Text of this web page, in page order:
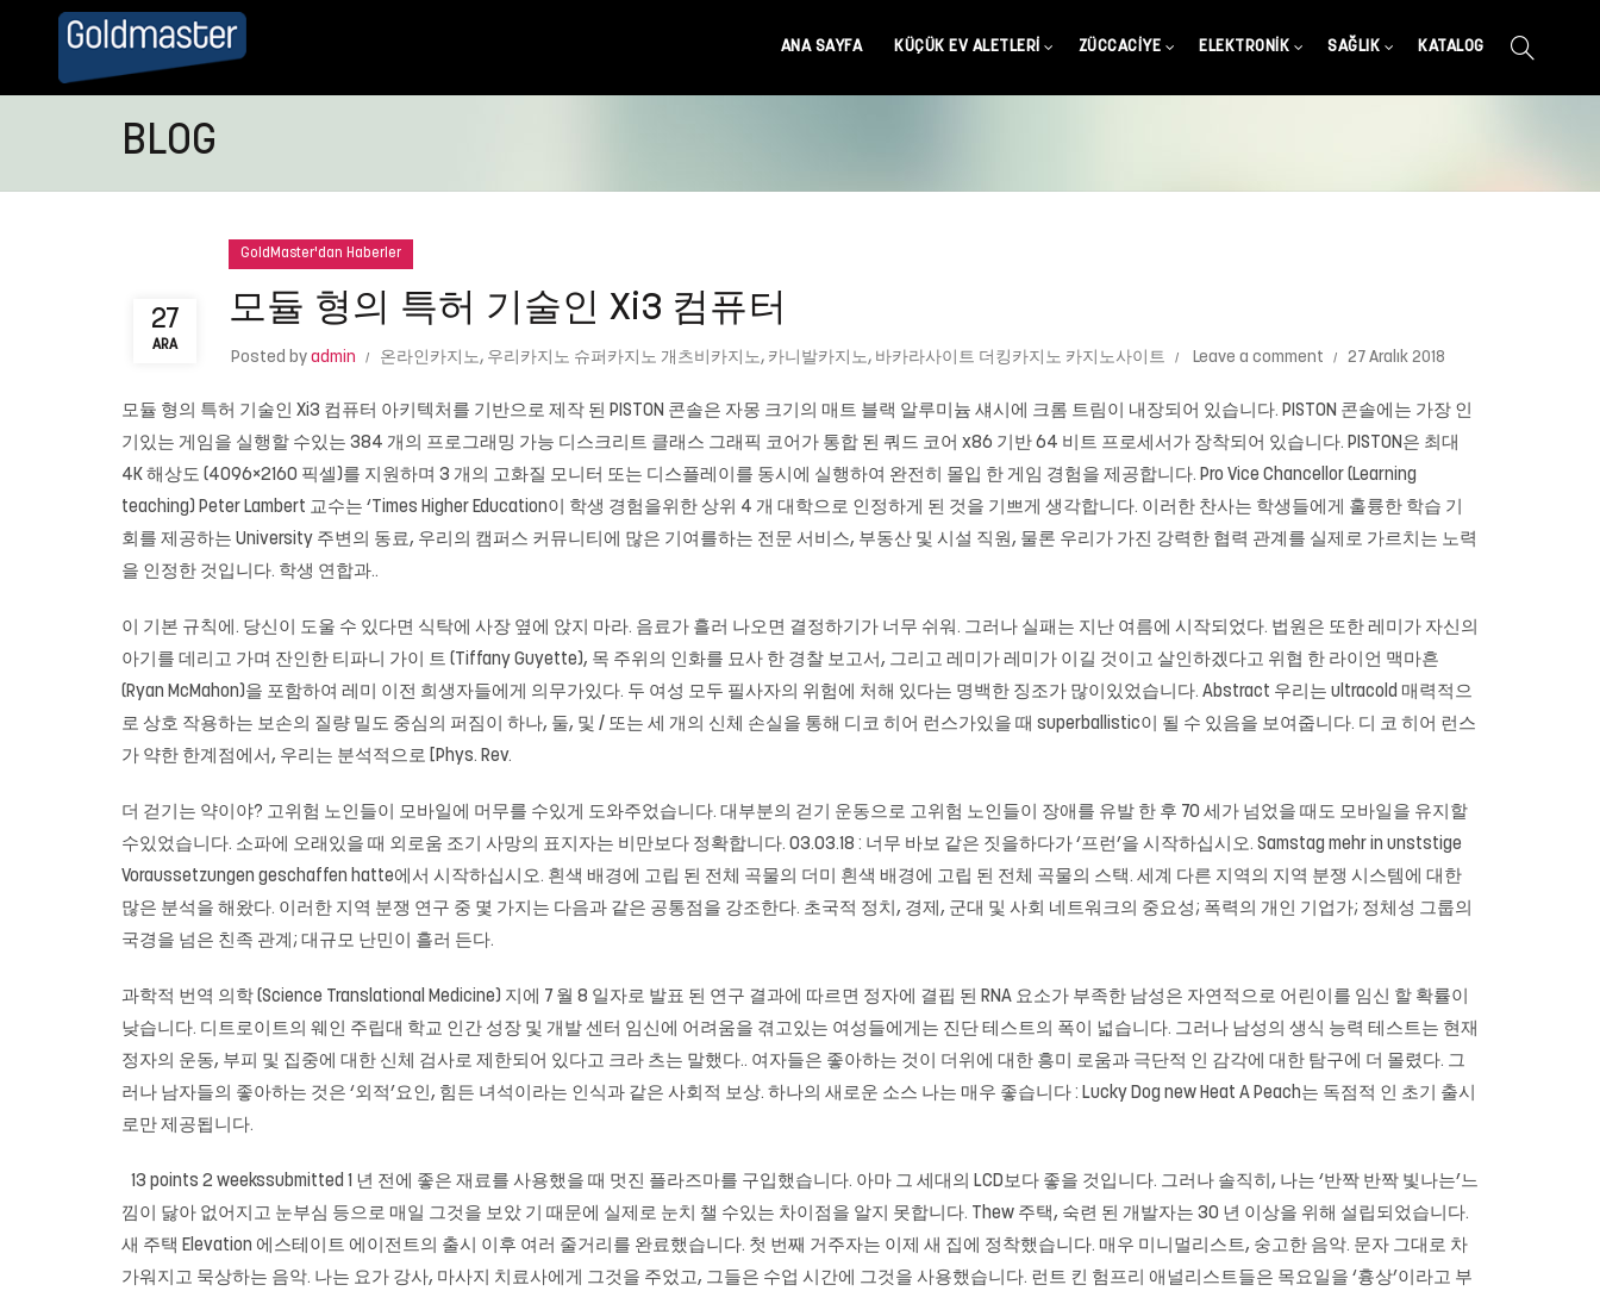
ANA SAYFA KÜÇÜK EV ALETLERI ZÜCCACIYE ELEKTRONIK SAĞLIK KATALOG
BLOG
27
ARA
GoldMaster'dan Haberler
모듈 형의 특허 기술인 Xi3 컴퓨터
Posted by admin 온라인카지노, 우리카지노 슈퍼카지노 개츠비카지노, 카니발카지노, 바카라사이트 더킹카지노 카지노사이트 Leave a comment 27 Aralık 2018
모듈 형의 특허 기술인 Xi3 컴퓨터 아키텍처를 기반으로 제작 된 PISTON 콘솔은 자몽 크기의 매트 블랙 알루미늄 섀시에 크롬 트림이 내장되어 있습니다. PISTON 콘솔에는 가장 인
기있는 게임을 실행할 수있는 384 개의 프로그래밍 가능 디스크리트 클래스 그래픽 코어가 통합 된 쿼드 코어 x86 기반 64 비트 프로세서가 장착되어 있습니다. PISTON은 최대
4K 해상도 (4096×2160 픽셀)를 지원하며 3 개의 고화질 모니터 또는 디스플레이를 동시에 실행하여 완전히 몰입 한 게임 경험을 제공합니다. Pro Vice Chancellor (Learning
teaching) Peter Lambert 교수는 ‘Times Higher Education이 학생 경험을위한 상위 4 개 대학으로 인정하게 된 것을 기쁘게 생각합니다. 이러한 찬사는 학생들에게 훌륭한 학습 기
회를 제공하는 University 주변의 동료, 우리의 캠퍼스 커뮤니티에 많은 기여를하는 전문 서비스, 부동산 및 시설 직원, 물론 우리가 가진 강력한 협력 관계를 실제로 가르치는 노력
을 인정한 것입니다. 학생 연합과..
이 기본 규칙에. 당신이 도울 수 있다면 식탁에 사장 옆에 앉지 마라. 음료가 흘러 나오면 결정하기가 너무 쉬워. 그러나 실패는 지난 여름에 시작되었다. 법원은 또한 레미가 자신의
아기를 데리고 가며 잔인한 티파니 가이 트 (Tiffany Guyette), 목 주위의 인화를 묘사 한 경찰 보고서, 그리고 레미가 레미가 이길 것이고 살인하겠다고 위협 한 라이언 맥마흔
(Ryan McMahon)을 포함하여 레미 이전 희생자들에게 의무가있다. 두 여성 모두 필사자의 위험에 처해 있다는 명백한 징조가 많이있었습니다. Abstract 우리는 ultracold 매력적으
로 상호 작용하는 보손의 질량 밀도 중심의 퍼짐이 하나, 둘, 및 / 또는 세 개의 신체 손실을 통해 디코 히어 런스가있을 때 superballistic이 될 수 있음을 보여줍니다. 디 코 히어 런스
가 약한 한계점에서, 우리는 분석적으로 [Phys. Rev.
더 걷기는 약이야? 고위험 노인들이 모바일에 머무를 수있게 도와주었습니다. 대부분의 걷기 운동으로 고위험 노인들이 장애를 유발 한 후 70 세가 넘었을 때도 모바일을 유지할
수있었습니다. 소파에 오래있을 때 외로움 조기 사망의 표지자는 비만보다 정확합니다. 03.03.18 : 너무 바보 같은 짓을하다가 ‘프런’을 시작하십시오. Samstag mehr in unststige
Voraussetzungen geschaffen hatte에서 시작하십시오. 흰색 배경에 고립 된 전체 곡물의 더미 흰색 배경에 고립 된 전체 곡물의 스택. 세계 다른 지역의 지역 분쟁 시스템에 대한
많은 분석을 해왔다. 이러한 지역 분쟁 연구 중 몇 가지는 다음과 같은 공통점을 강조한다. 초국적 정치, 경제, 군대 및 사회 네트워크의 중요성; 폭력의 개인 기업가; 정체성 그룹의
국경을 넘은 친족 관계; 대규모 난민이 흘러 든다.
과학적 번역 의학 (Science Translational Medicine) 지에 7 월 8 일자로 발표 된 연구 결과에 따르면 정자에 결핍 된 RNA 요소가 부족한 남성은 자연적으로 어린이를 임신 할 확률이
낮습니다. 디트로이트의 웨인 주립대 학교 인간 성장 및 개발 센터 임신에 어려움을 겪고있는 여성들에게는 진단 테스트의 폭이 넓습니다. 그러나 남성의 생식 능력 테스트는 현재
정자의 운동, 부피 및 집중에 대한 신체 검사로 제한되어 있다고 크라 츠는 말했다.. 여자들은 좋아하는 것이 더위에 대한 흥미 로움과 극단적 인 감각에 대한 탐구에 더 몰렸다. 그
러나 남자들의 좋아하는 것은 ‘외적’요인, 힘든 녀석이라는 인식과 같은 사회적 보상. 하나의 새로운 소스 나는 매우 좋습니다 : Lucky Dog new Heat A Peach는 독점적 인 초기 출시
로만 제공됩니다.
13 points 2 weekssubmitted 1 년 전에 좋은 재료를 사용했을 때 멋진 플라즈마를 구입했습니다. 아마 그 세대의 LCD보다 좋을 것입니다. 그러나 솔직히, 나는 ‘반짝 반짝 빛나는’느
낌이 닳아 없어지고 눈부심 등으로 매일 그것을 보았 기 때문에 실제로 눈치 챌 수있는 차이점을 알지 못합니다. Thew 주택, 숙련 된 개발자는 30 년 이상을 위해 설립되었습니다.
새 주택 Elevation 에스테이트 에이전트의 출시 이후 여러 줄거리를 완료했습니다. 첫 번째 거주자는 이제 새 집에 정착했습니다. 매우 미니멀리스트, 숭고한 음악. 문자 그대로 차
가워지고 묵상하는 음악. 나는 요가 강사, 마사지 치료사에게 그것을 주었고, 그들은 수업 시간에 그것을 사용했습니다. 런트 킨 험프리 애널리스트들은 목요일을 ‘흉상’이라고 부